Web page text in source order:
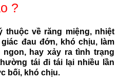
?
thuộc về răng miệng, nhiệt
đau đớn, khó chịu, làm
hay xảy ra tình trạng
tái đi tái lại nhiều lần
bối, khó chịu.